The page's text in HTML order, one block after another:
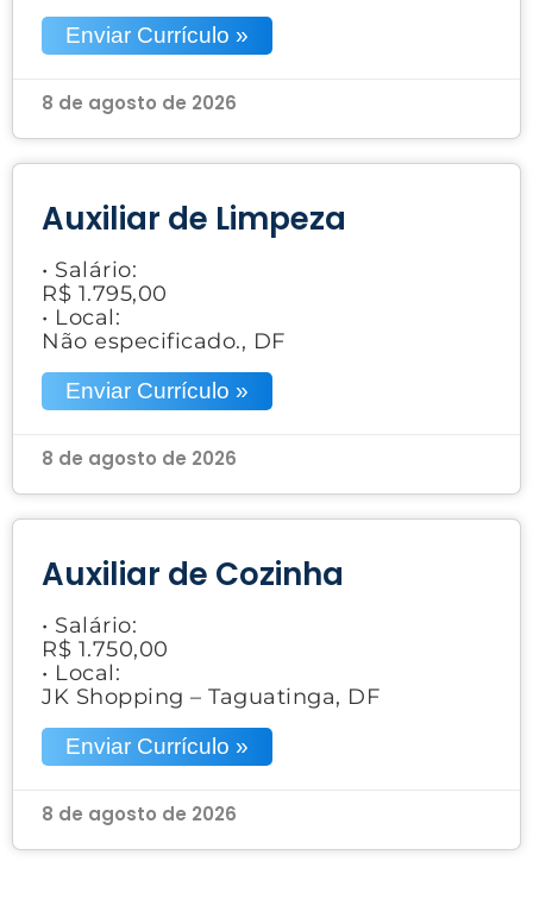
Enviar Currículo »
8 de agosto de 2026
Auxiliar de Limpeza
• Salário:
R$ 1.795,00
• Local:
Não especificado., DF
Enviar Currículo »
8 de agosto de 2026
Auxiliar de Cozinha
• Salário:
R$ 1.750,00
• Local:
JK Shopping – Taguatinga, DF
Enviar Currículo »
8 de agosto de 2026